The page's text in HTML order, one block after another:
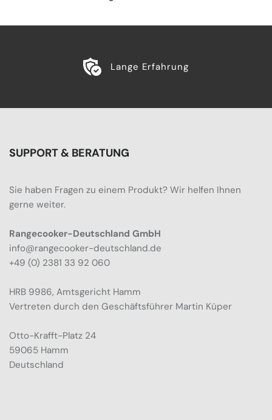
Lange Erfahrung
SUPPORT & BERATUNG
Sie haben Fragen zu einem Produkt? Wir helfen Ihnen
gerne weiter.
Rangecooker-Deutschland GmbH
info@rangecooker-deutschland.de
+49 (0) 2381 33 92 060
HRB 9986, Amtsgericht Hamm
Vertreten durch den Geschäftsführer Martin Küper
Otto-Krafft-Platz 24
59065 Hamm
Deutschland